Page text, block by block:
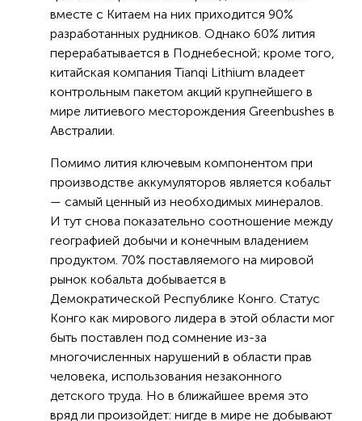
вместе с Китаем на них приходится 90%
разработанных рудников. Однако 60% лития
перерабатывается в Поднебесной; кроме того,
китайская компания Tianqi Lithium владеет
контрольным пакетом акций крупнейшего в
мире литиевого месторождения Greenbushes в
Австралии.
Помимо лития ключевым компонентом при
производстве аккумуляторов является кобальт
— самый ценный из необходимых минералов.
И тут снова показательно соотношение между
географией добычи и конечным владением
продуктом. 70% поставляемого на мировой
рынок кобальта добывается в
Демократической Республике Конго. Статус
Конго как мирового лидера в этой области мог
быть поставлен под сомнение из-за
многочисленных нарушений в области прав
человека, использования незаконного
детского труда. Но в ближайшее время это
вряд ли произойдет: нигде в мире не добывают